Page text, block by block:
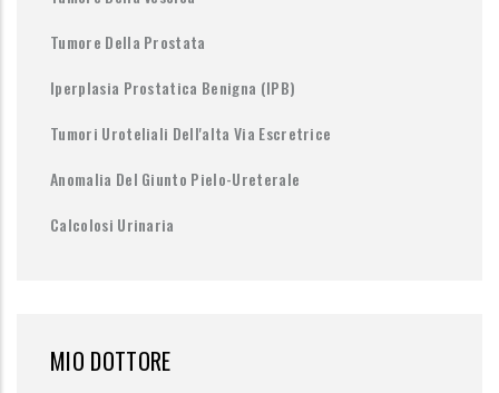
Tumore Della Prostata
Iperplasia Prostatica Benigna (IPB)
Tumori Uroteliali Dell'alta Via Escretrice
Anomalia Del Giunto Pielo-Ureterale
Calcolosi Urinaria
MIO DOTTORE